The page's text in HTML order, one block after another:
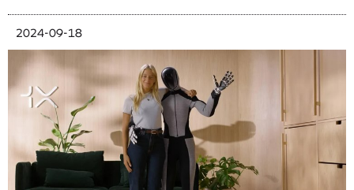
2024-09-18